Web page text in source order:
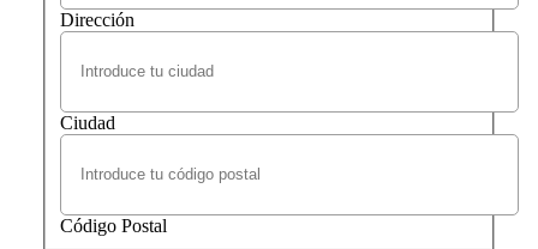
Dirección
Ciudad
Código Postal